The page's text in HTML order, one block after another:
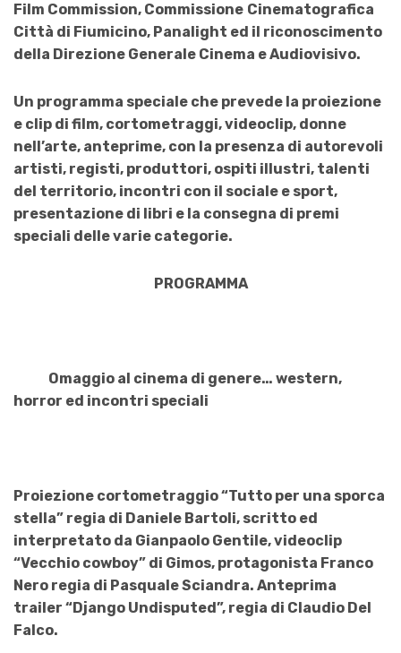
Film Commission, Commissione Cinematografica
Città di Fiumicino, Panalight ed il riconoscimento
della Direzione Generale Cinema e Audiovisivo.
Un programma speciale che prevede la proiezione
e clip di film, cortometraggi, videoclip, donne
nell’arte, anteprime, con la presenza di autorevoli
artisti, registi, produttori, ospiti illustri, talenti
del territorio, incontri con il sociale e sport,
presentazione di libri e la consegna di premi
speciali delle varie categorie.
PROGRAMMA
Omaggio al cinema di genere… western,
horror ed incontri speciali
Proiezione cortometraggio “Tutto per una sporca
stella” regia di Daniele Bartoli, scritto ed
interpretato da Gianpaolo Gentile, videoclip
“Vecchio cowboy” di Gimos, protagonista Franco
Nero regia di Pasquale Sciandra. Anteprima
trailer “Django Undisputed”, regia di Claudio Del
Falco.